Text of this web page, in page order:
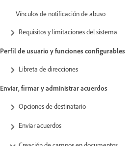
Vínculos de notificación de abuso
Requisitos y limitaciones del sistema
Perfil de usuario y funciones configurables
Libreta de direcciones
Enviar, firmar y administrar acuerdos
Opciones de destinatario
Enviar acuerdos